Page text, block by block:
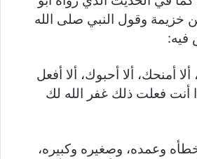
خزيمة وقول النبي صلى الله
فيه:
أمنحك، ألا أحبوك، ألا أفعل
فعلت ذلك غفر الله لك
وعمده، وصغيره وكبيره،